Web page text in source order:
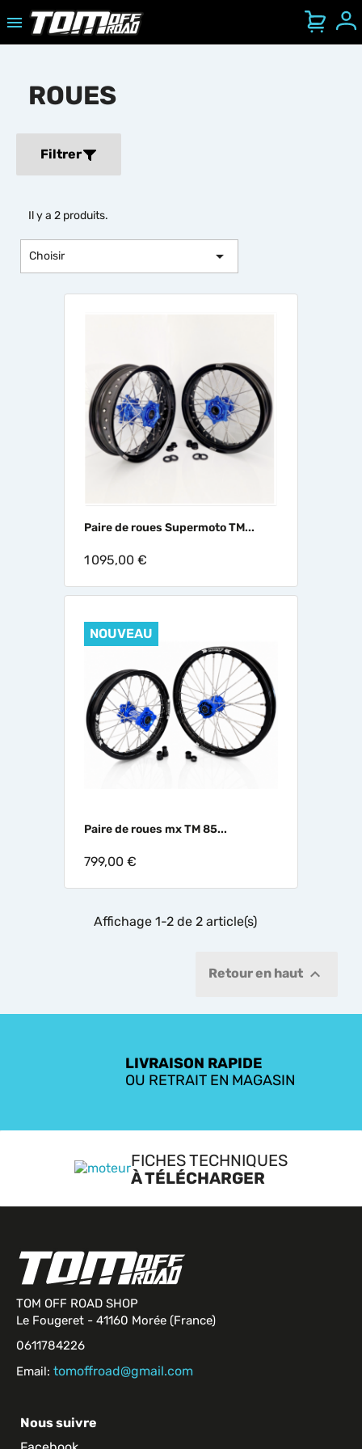

Ouvrir/Fermer le menu mobile
ROUES
Filtrer
Il y a 2 produits.
Choisir 
Paire de roues Supermoto TM...
1 095,00 €
Paire de roues mx TM 85...
799,00 €
NOUVEAU
Affichage 1-2 de 2 article(s)
Retour en haut 
LIVRAISON RAPIDE
OU RETRAIT EN MAGASIN
FICHES TECHNIQUES
À TÉLÉCHARGER
Nous suivre
TOM OFF ROAD SHOP
Le Fougeret - 41160 Morée (France)
0611784226
Email: tomoffroad@gmail.com